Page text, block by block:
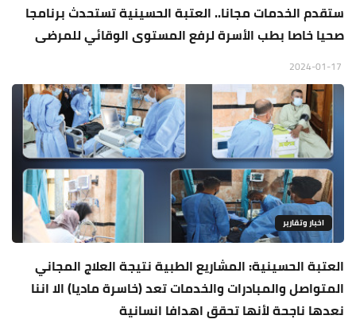
ستقدم الخدمات مجانا.. العتبة الحسينية تستحدث برنامجا
صحيا خاصا بطب الأسرة لرفع المستوى الوقائي للمرضى
اخبار وتقارير
العتبة الحسينية: المشاريع الطبية نتيجة العلاج المجاني
المتواصل والمبادرات والخدمات تعد (خاسرة ماديا) الا اننا
نعدها ناجحة لأنها تحقق اهدافا انسانية